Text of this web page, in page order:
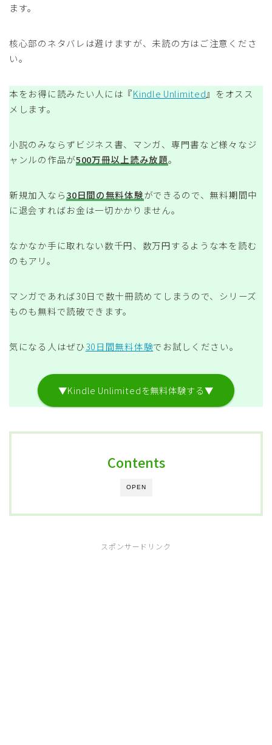
ます。
核心部のネタバレは避けますが、未読の方はご注意くださ
い。
本をお得に読みたい人には『Kindle Unlimited』をオスス
メします。
小説のみならずビジネス書、マンガ、専門書など様々なジ
ャンルの作品が500万冊以上読み放題。
新規加入なら30日間の無料体験ができるので、無料期間中
に退会すればお金は一切かかりません。
なかなか手に取れない数千円、数万円するような本を読む
のもアリ。
マンガであれば30日で数十冊読めてしまうので、シリーズ
ものも無料で読破できます。
気になる人はぜひ30日間無料体験でお試しください。
▼Kindle Unlimitedを無料体験する▼
OPEN
Contents
スポンサードリンク